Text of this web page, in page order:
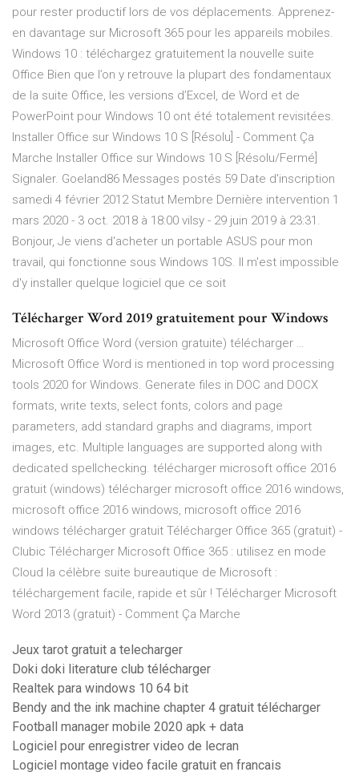
pour rester productif lors de vos déplacements. Apprenez-
en davantage sur Microsoft 365 pour les appareils mobiles.
Windows 10 : téléchargez gratuitement la nouvelle suite
Office Bien que l’on y retrouve la plupart des fondamentaux
de la suite Office, les versions d’Excel, de Word et de
PowerPoint pour Windows 10 ont été totalement revisitées.
Installer Office sur Windows 10 S [Résolu] - Comment Ça
Marche Installer Office sur Windows 10 S [Résolu/Fermé]
Signaler. Goeland86 Messages postés 59 Date d'inscription
samedi 4 février 2012 Statut Membre Dernière intervention 1
mars 2020 - 3 oct. 2018 à 18:00 vilsy - 29 juin 2019 à 23:31.
Bonjour, Je viens d'acheter un portable ASUS pour mon
travail, qui fonctionne sous Windows 10S. Il m'est impossible
d'y installer quelque logiciel que ce soit
Télécharger Word 2019 gratuitement pour Windows
Microsoft Office Word (version gratuite) télécharger …
Microsoft Office Word is mentioned in top word processing
tools 2020 for Windows. Generate files in DOC and DOCX
formats, write texts, select fonts, colors and page
parameters, add standard graphs and diagrams, import
images, etc. Multiple languages are supported along with
dedicated spellchecking. télécharger microsoft office 2016
gratuit (windows) télécharger microsoft office 2016 windows,
microsoft office 2016 windows, microsoft office 2016
windows télécharger gratuit Télécharger Office 365 (gratuit) -
Clubic Télécharger Microsoft Office 365 : utilisez en mode
Cloud la célèbre suite bureautique de Microsoft :
téléchargement facile, rapide et sûr ! Télécharger Microsoft
Word 2013 (gratuit) - Comment Ça Marche
Jeux tarot gratuit a telecharger
Doki doki literature club télécharger
Realtek para windows 10 64 bit
Bendy and the ink machine chapter 4 gratuit télécharger
Football manager mobile 2020 apk + data
Logiciel pour enregistrer video de lecran
Logiciel montage video facile gratuit en francais